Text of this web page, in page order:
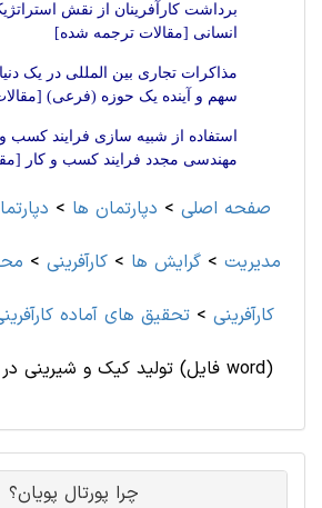
برداشت کارآفرینان از نقش
انسانی [مقالات ترجمه شده]
مذاکرات تجاری بین المللی در یک
سهم و آینده یک حوزه (فرعی)
استفاده از شبیه سازی فرایند کسب
مهندسی مجدد فرایند کسب و کار
صفحه اصلی > دپارتمان ها >
مديريت >گرایش ها >کارآفرینی >
کارآفرینی > تحقیق های آماده
تولید کیک و شیرینی در حوزه کسب و کار (فایل word)
چرا پورتال پویان؟